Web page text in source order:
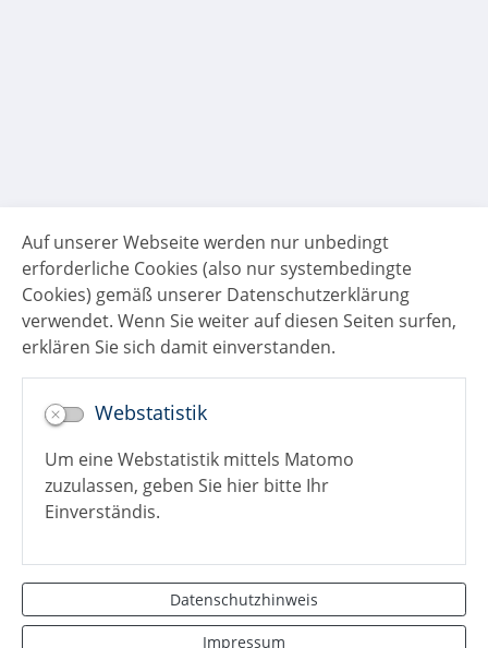
Auf unserer Webseite werden nur unbedingt
erforderliche Cookies (also nur systembedingte
Cookies) gemäß unserer Datenschutzerklärung
verwendet. Wenn Sie weiter auf diesen Seiten surfen,
erklären Sie sich damit einverstanden.
Webstatistik
Um eine Webstatistik mittels Matomo
zuzulassen, geben Sie hier bitte Ihr
Einverständis.
Datenschutzhinweis
Impressum
Kontakt
Datenschutz